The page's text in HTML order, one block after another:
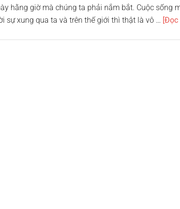
hằng giờ mà chúng ta phải nắm bắt. Cuộc sống
sự xung qua ta và trên thế giới thì thật là vô … [Đọc